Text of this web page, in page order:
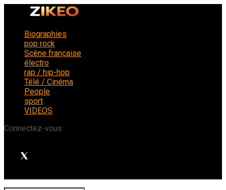
Biographies
pop rock
Scène française
électro
rap / hip-hop
Télé / Cinéma
People
sport
VIDEOS
Connectez-vous